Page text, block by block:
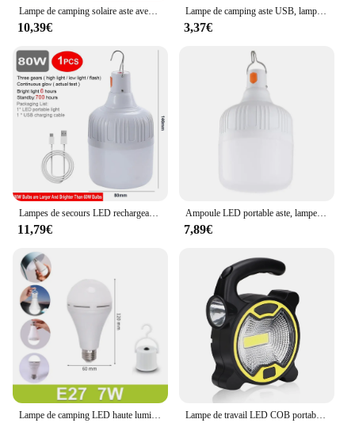
Lampe de camping solaire aste avec batterie externe, lanternes LED avec télécommande, étanche, lampe de poche extérieure, tente
10,39€
Lampe de camping aste USB, lampe de secours LED, lanternes portables avec crochet, ampoule de batterie, extérieur, barbecue, tentes, 1 pièce, 2 pièces, 4 pièces, 6 pièces, 8 pièces, 10 pièces
3,37€
Lampes de secours LED rechargeables par USB, lanternes portables de camping en plein air, éclairage de tentes haute puissance, ampoule d'équipement de lampe de poche, 80W
11,79€
Ampoule LED portable aste, lampe de poche, éclairage de secours, camping, pique-niques en plein air, lumière de tente de face
7,89€
Lampe de travail LED COB portable avec poignée, batterie 62, lanterne, lampe de poche, extérieur, tente, camping, sans batterie